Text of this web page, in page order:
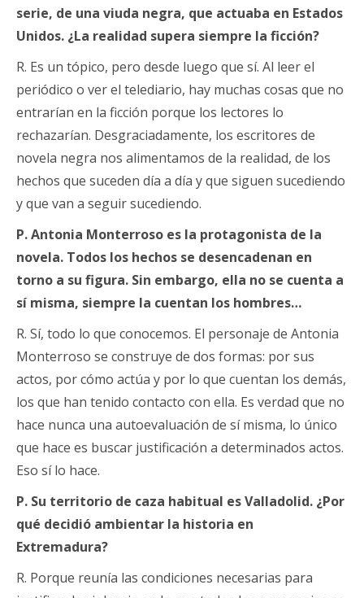
serie, de una viuda negra, que actuaba en Estados
Unidos. ¿La realidad supera siempre la ficción?
R. Es un tópico, pero desde luego que sí. Al leer el
periódico o ver el telediario, hay muchas cosas que no
entrarían en la ficción porque los lectores lo
rechazarían. Desgraciadamente, los escritores de
novela negra nos alimentamos de la realidad, de los
hechos que suceden día a día y que siguen sucediendo
y que van a seguir sucediendo.
P. Antonia Monterroso es la protagonista de la
novela. Todos los hechos se desencadenan en
torno a su figura. Sin embargo, ella no se cuenta a
sí misma, siempre la cuentan los hombres…
R. Sí, todo lo que conocemos. El personaje de Antonia
Monterroso se construye de dos formas: por sus
actos, por cómo actúa y por lo que cuentan los demás,
los que han tenido contacto con ella. Es verdad que no
hace nunca una autoevaluación de sí misma, lo único
que hace es buscar justificación a determinados actos.
Eso sí lo hace.
P. Su territorio de caza habitual es Valladolid. ¿Por
qué decidió ambientar la historia en
Extremadura?
R. Porque reunía las condiciones necesarias para